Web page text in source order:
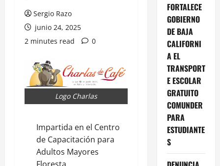
Sergio Razo
junio 24, 2025
2 minutes read
0
Logo Charlas
Impartida en el Centro
de Capacitación para
Adultos Mayores
FORTALECE
GOBIERNO
DE BAJA
CALIFORNI
A EL
TRANSPORT
E ESCOLAR
GRATUITO
COMUNDER
PARA
ESTUDIANTE
S